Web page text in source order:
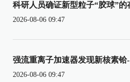
科研人员确证新型粒子“胶球”的
2026-08-06 09:47
强流重离子加速器发现新核素铪-
2026-08-06 09:47